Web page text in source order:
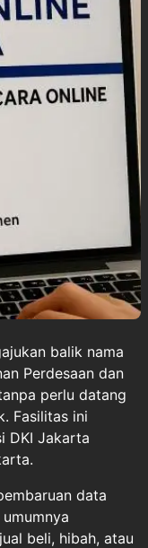
balik nama
Perdesaan dan
perlu datang
Fasilitas ini
DKI Jakarta
data
beli, hibah, atau